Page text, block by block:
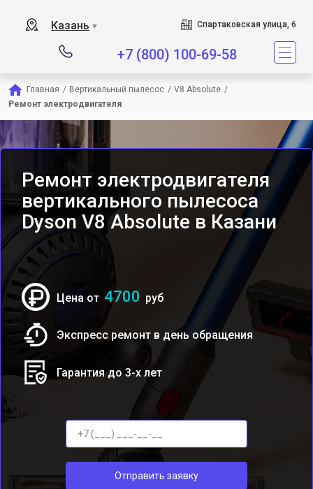
Казань ▼ Спартаковская улица, 6
+7 (800) 100-69-58
Главная / Вертикальный пылесос / V8 Absolute /
Ремонт электродвигателя
Ремонт электродвигателя
вертикального пылесоса
Dyson V8 Absolute в Казани
Цена от 4700 руб
Экспресс ремонт в день обращения
Гарантия до 3-х лет
Отправить заявку